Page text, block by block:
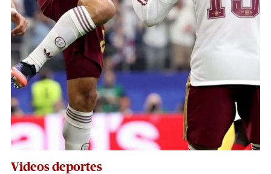
Videos deportes